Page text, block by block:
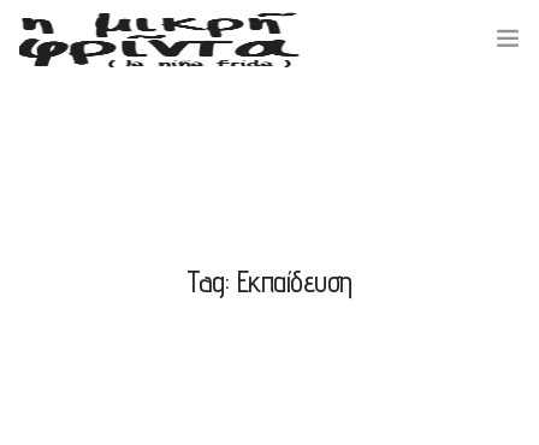
Tag: Εκπαίδευση